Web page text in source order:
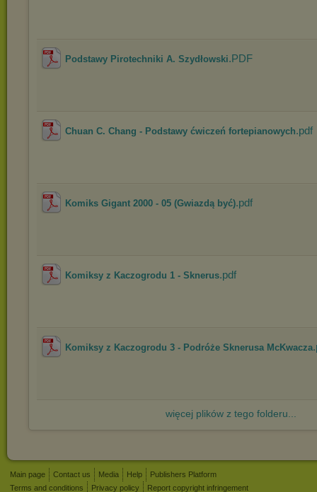
Podstawy Pirotechniki A. Szydłowski.PDF
Chuan C. Chang - Podstawy ćwiczeń fortepianowych.pdf
Komiks Gigant 2000 - 05 (Gwiazdą być).pdf
Komiksy z Kaczogrodu 1 - Sknerus.pdf
Komiksy z Kaczogrodu 3 - Podróże Sknerusa McKwacza
więcej plików z tego folderu...
Main page Contact us Media Help
Publishers Platform
Terms and conditions
Privacy policy Report copyright infringement